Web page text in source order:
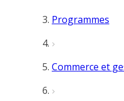
Programmes
Commerce et